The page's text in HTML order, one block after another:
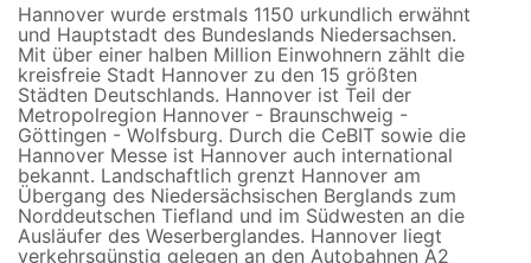
Hannover wurde erstmals 1150 urkundlich erwähnt
und Hauptstadt des Bundeslands Niedersachsen.
Mit über einer halben Million Einwohnern zählt die
kreisfreie Stadt Hannover zu den 15 größten
Städten Deutschlands. Hannover ist Teil der
Metropolregion Hannover - Braunschweig -
Göttingen - Wolfsburg. Durch die CeBIT sowie die
Hannover Messe ist Hannover auch international
bekannt. Landschaftlich grenzt Hannover am
Übergang des Niedersächsischen Berglands zum
Norddeutschen Tiefland und im Südwesten an die
Ausläufer des Weserberglandes. Hannover liegt
verkehrsgünstig gelegen an den Autobahnen A2